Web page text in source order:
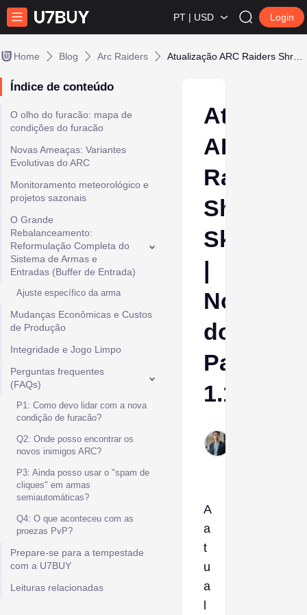
PT | USD Login
Home Blog Arc Raiders
Índice de conteúdo
O olho do furacão: mapa de
condições do furacão
Novas Ameaças: Variantes
Evolutivas do ARC
Monitoramento meteorológico e
projetos sazonais
O Grande
Rebalanceamento:
Reformulação Completa do
Sistema de Armas e
Entradas (Buffer de Entrada)
Ajuste específico da arma
Mudanças Econômicas e Custos
de Produção
Integridade e Jogo Limpo
Perguntas frequentes
(FAQs)
P1: Como devo lidar com a nova
condição de furacão?
Q2: Onde posso encontrar os
novos inimigos ARC?
P3: Ainda posso usar o "spam de
cliques" em armas
semiautomáticas?
Q4: O que aconteceu com as
proezas PvP?
Prepare-se para a tempestade
com a U7BUY
Leituras relacionadas
ARC
Raiders
Sky
|
Notas
do
Patch
1.17.0
A
a
t
u
a